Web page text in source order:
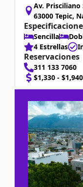
Av. Prisciliano
63000 Tepic,
Sencilla
4 Estrellas
Reservaciones
311 133 7060
$1,330 - $1,940